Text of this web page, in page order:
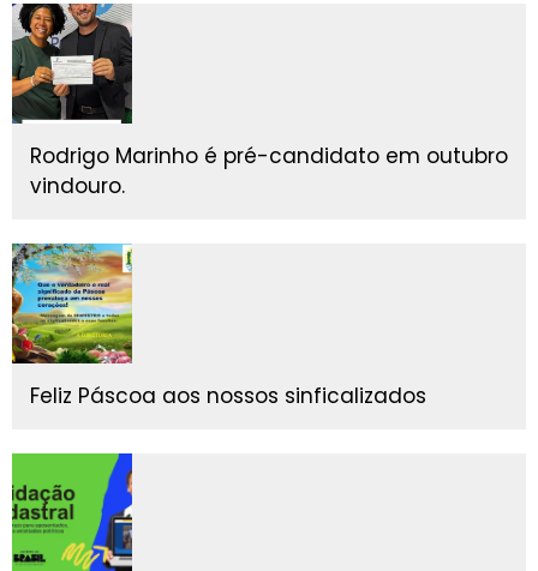
Rodrigo Marinho é pré-candidato em outubro
vindouro.
Feliz Páscoa aos nossos sinficalizados